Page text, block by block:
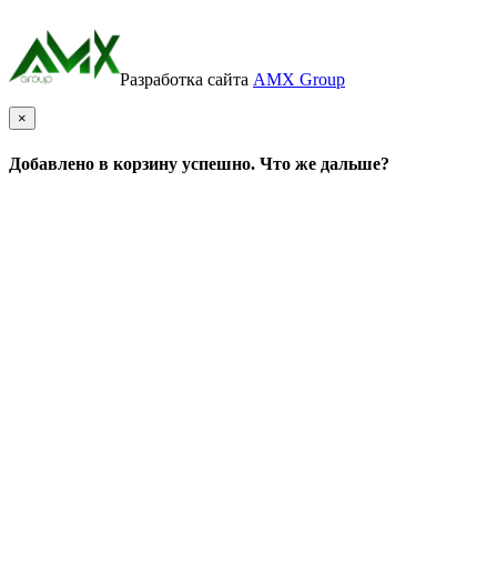
Разработка сайта AMX Group
×
Добавлено в корзину успешно. Что же дальше?